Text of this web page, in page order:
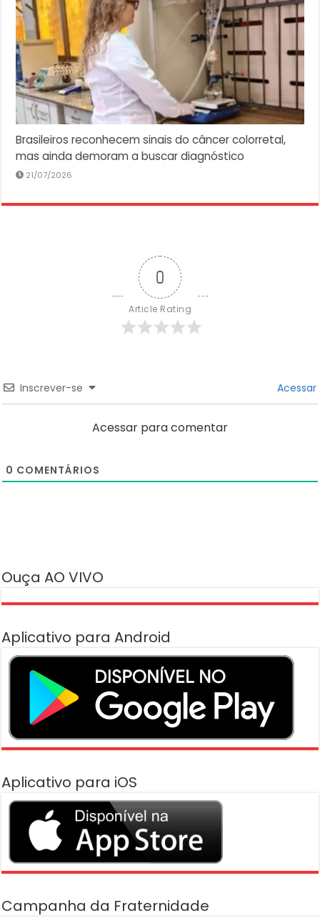
Brasileiros reconhecem sinais do câncer colorretal,
mas ainda demoram a buscar diagnóstico
21/07/2026
0
Article Rating
Inscrever-se Acessar
Acessar para comentar
0 COMENTÁRIOS
Ouça AO VIVO
Aplicativo para Android
Aplicativo para iOS
Campanha da Fraternidade